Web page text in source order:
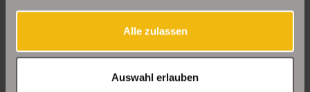
Alle zulassen
Auswahl erlauben
Große Etagenwohnung mit 2 Balkonen in Erfurt